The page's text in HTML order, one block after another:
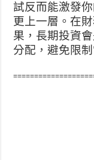
試反而能激發
更上一層。在
果，長期投資
分配，避免限